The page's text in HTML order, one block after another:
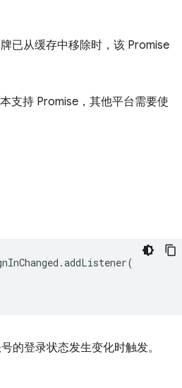
已从缓存中移除时，该 Promise
支持 Promise，其他平台需要使
.addListener(
的登录状态发生变化时触发。